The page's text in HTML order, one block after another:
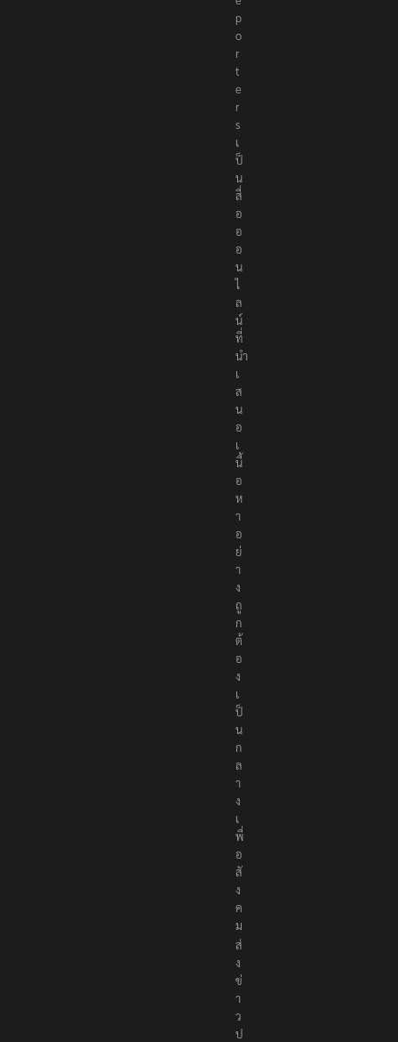
e
p
o
r
t
e
r
s
เ
ป็
น
สื่
อ
อ
อ
น
ไ
ล
น์
ที่
นำ
เ
ส
น
อ
เ
นื้
อ
ห
า
อ
ย่
า
ง
ถู
ก
ต้
อ
ง
เ
ป็
น
ก
ล
า
ง
เ
พื่
อ
สั
ง
ค
ม
ส่
ง
ข่
า
ว